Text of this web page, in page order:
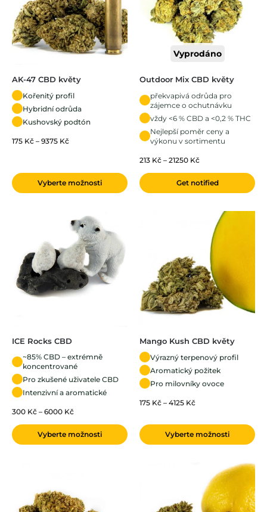
AK-47 CBD květy
Kořenitý profil
Hybridní odrůda
Kushovský podtón
175 Kč – 9375 Kč
Vyberte možnosti
Vyprodáno
Outdoor Mix CBD květy
překvapivá odrůda pro
zájemce o ochutnávku
vždy <6 % CBD a <0,2 % THC
Nejlepší poměr ceny a
výkonu v sortimentu
213 Kč – 21250 Kč
Get notified
ICE Rocks CBD
~85% CBD – extrémně
koncentrované
Pro zkušené uživatele CBD
Intenzivní a aromatické
300 Kč – 6000 Kč
Vyberte možnosti
Mango Kush CBD květy
Výrazný terpenový profil
Aromatický požitek
Pro milovníky ovoce
175 Kč – 4125 Kč
Vyberte možnosti